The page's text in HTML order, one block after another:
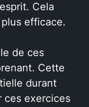
Cela
efficace.
de ces
Cette
durant
ces exercices